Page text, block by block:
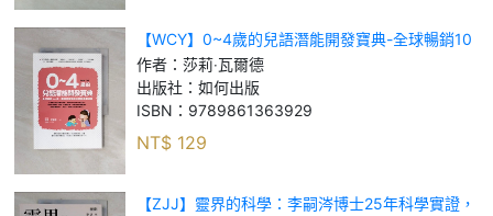
【WCY】0~4歲的兒語潛能開發寶典-全球暢銷10
年！英國皇家語言治療師專業研發_莎莉‧瓦爾德
作者： 莎莉‧瓦爾德
出版社： 如何出版
ISBN： 9789861363929
NT$ 129
【ZJJ】靈界的科學：李嗣涔博士25年科學實證，